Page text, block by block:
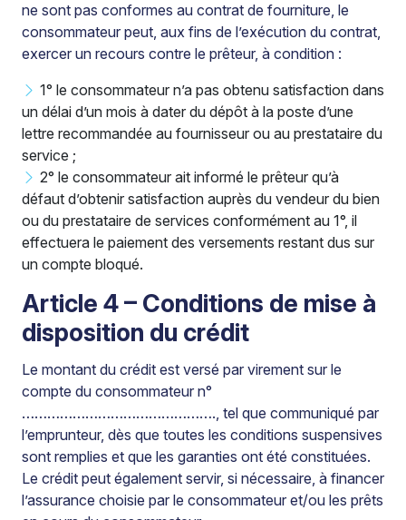
ne sont pas conformes au contrat de fourniture, le
consommateur peut, aux fins de l’exécution du contrat,
exercer un recours contre le prêteur, à condition :
1° le consommateur n’a pas obtenu satisfaction dans
un délai d’un mois à dater du dépôt à la poste d’une
lettre recommandée au fournisseur ou au prestataire du
service ;
2° le consommateur ait informé le prêteur qu’à
défaut d’obtenir satisfaction auprès du vendeur du bien
ou du prestataire de services conformément au 1°, il
effectuera le paiement des versements restant dus sur
un compte bloqué.
Article 4 – Conditions de mise à
disposition du crédit
Le montant du crédit est versé par virement sur le
compte du consommateur n°
………………………………………., tel que communiqué par
l’emprunteur, dès que toutes les conditions suspensives
sont remplies et que les garanties ont été constituées.
Le crédit peut également servir, si nécessaire, à financer
l’assurance choisie par le consommateur et/ou les prêts